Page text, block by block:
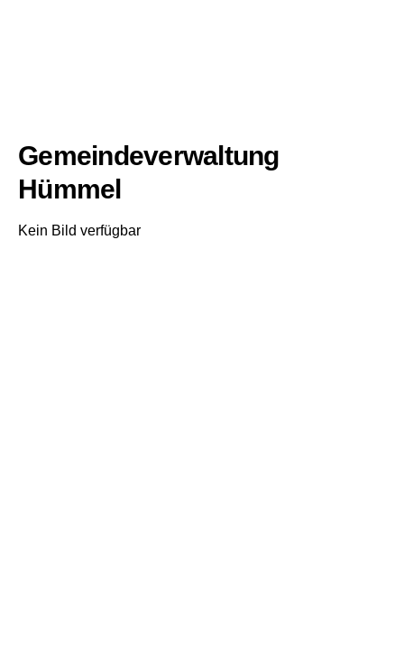
Gemeindeverwaltung
Hümmel
Kein Bild verfügbar